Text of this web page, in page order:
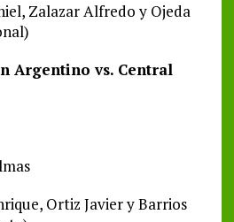
Zalazar Alfredo y Ojeda
Argentino vs. Central
Ortiz Javier y Barrios